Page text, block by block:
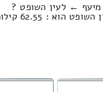
מיעף ← לעין השופט ?
: 62.55 קילומטרים